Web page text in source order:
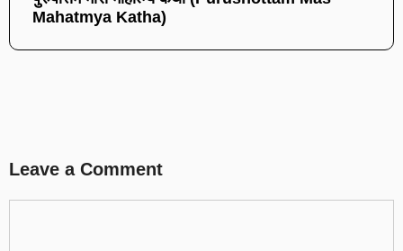
Mahatmya Katha)
Leave a Comment